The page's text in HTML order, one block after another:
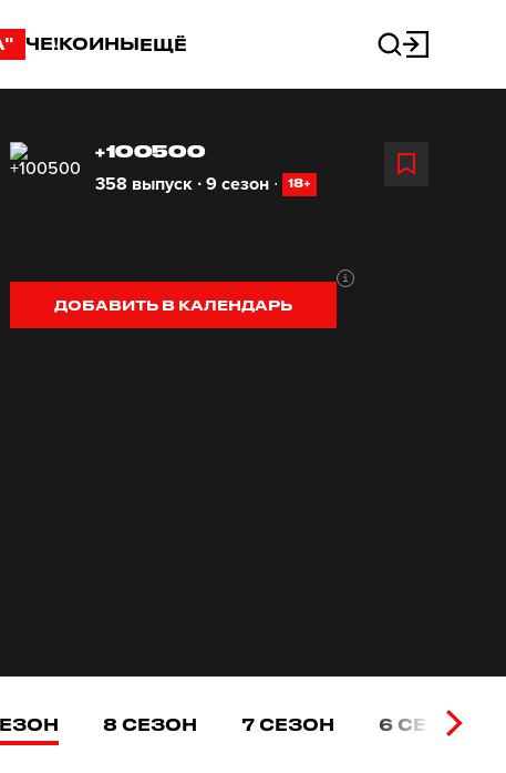
ЧЕ!КОИНЫЕЩЁ
+100500
358 выпуск ∙ 9 сезон ∙ 18+
ДОБАВИТЬ В КАЛЕНДАРЬ
8 СЕЗОН 7 СЕЗОН 6 СЕЗОН